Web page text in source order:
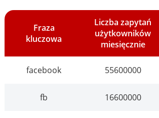
Fraza
kluczowa
Liczba zapytań
użytkowników
miesięcznie
facebook 55600000
fb 16600000